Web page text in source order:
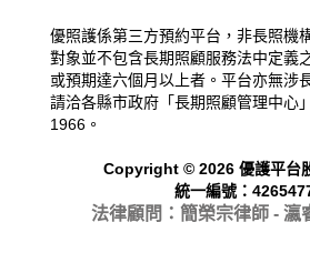
優照護係第三方預約平台，非長照機
對象並不包含長期照顧服務法中定義
或預期達六個月以上者。平台亦無涉
請洽各縣市政府「長期照顧管理中心
1966。
Copyright © 2026 優護平台
統一編號：
法律顧問：簡榮宗律師 - 瀛